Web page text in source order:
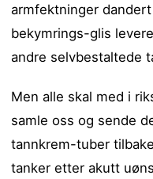
armfektninger
bekymrings-glis
andre selvbestaltede
Men alle skal med i
samle oss og sende
tannkrem-tuber
tanker etter akutt